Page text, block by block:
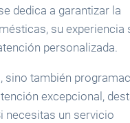
dedica a garantizar la
su experiencia
personalizada.
también
excepcional,
necesitas un servicio